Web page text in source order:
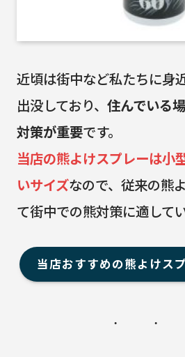
近頃は街中など私たちに身
出没しており、 住んでいる
対策が重要です。
当店の熊よけスプレーは小
いサイズなので、従来の熊
て街中での熊対策に適して
当店おすすめの熊よけス